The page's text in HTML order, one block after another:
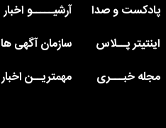
پادکست و صدا
آرشیـــــو اخبار
اینتیتر پــلاس
سازمان آگهی ها
مجله خبـــری
مهمتریــن اخبار